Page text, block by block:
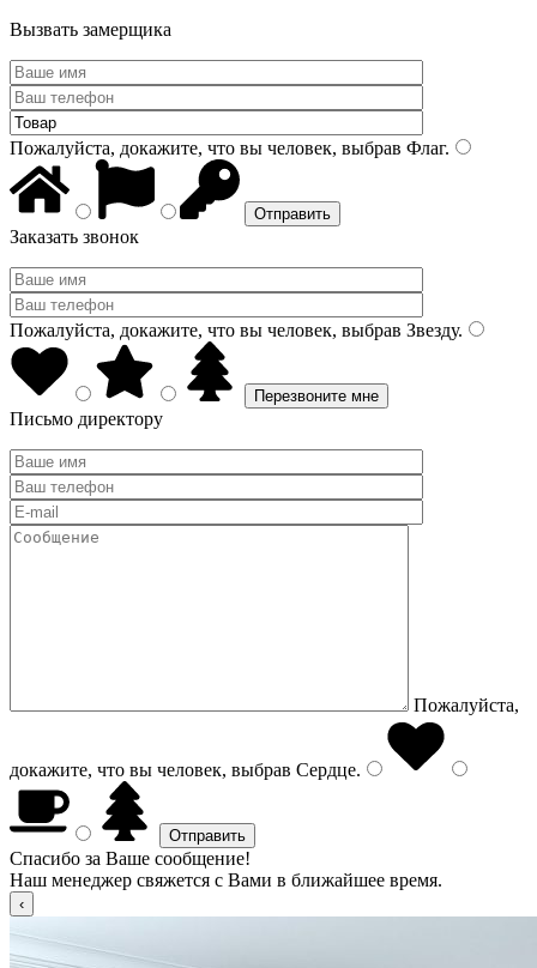
Вызвать замерщика
Пожалуйста, докажите, что вы человек, выбрав Флаг.
Заказать звонок
Пожалуйста, докажите, что вы человек, выбрав Звезду.
Письмо директору
Пожалуйста,
докажите, что вы человек, выбрав Сердце.
Спасибо за Ваше сообщение!
Наш менеджер свяжется с Вами в ближайшее время.